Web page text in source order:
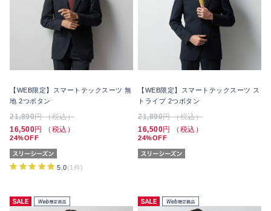
【WEB限定】スマートテックスーツ 無
地 2つボタン
21,890円 （税込）
16,500円 （税込）
24%OFF
5.0(1件)
【WEB限定】スマートテックスーツ ス
トライプ 2つボタン
21,890円 （税込）
16,500円 （税込）
24%OFF